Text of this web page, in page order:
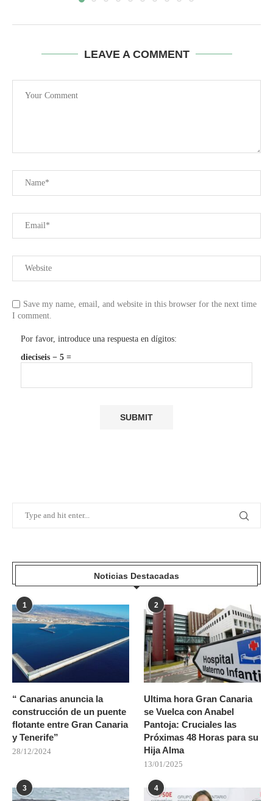
LEAVE A COMMENT
Save my name, email, and website in this browser for the next time
I comment.
Por favor, introduce una respuesta en dígitos:
dieciseis − 5 =
Noticias Destacadas
1
“ Canarias anuncia la
construcción de un puente
flotante entre Gran Canaria
y Tenerife”
28/12/2024
2
Ultima hora Gran Canaria
se Vuelca con Anabel
Pantoja: Cruciales las
Próximas 48 Horas para su
Hija Alma
13/01/2025
3 4